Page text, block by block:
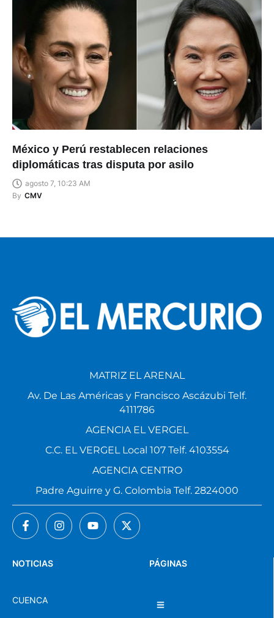
México y Perú restablecen relaciones
diplomáticas tras disputa por asilo
agosto 7, 10:23 AM
By CMV
PÁGINAS
NOTICIAS
CUENCA
MATRIZ EL ARENAL
Av. De Las Américas y Francisco Ascázubi Telf.
4111786
AGENCIA EL VERGEL
C.C. EL VERGEL Local 107 Telf. 4103554
AGENCIA CENTRO
Padre Aguirre y G. Colombia Telf. 2824000